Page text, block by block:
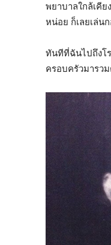
พยาบาลใกล้เคี
หน่อย ก็เลยเล่น
ทันทีที่ฉันไปถึงโ
ครอบครัวมารว